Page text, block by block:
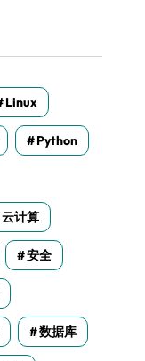
Linux
Python
云计算
安全
数据库